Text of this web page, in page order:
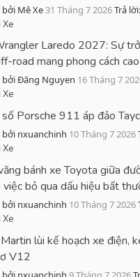
Mê Xe 31 Tháng 7 2026Trả
Xe
Laredo 2027: Sự
road mang phong cách
bởi Đăng Nguyen 16 Tháng 7
Xe
số Porsche 911 áp đảo
bởi nxuanchinh 10 Tháng 7 2026
Xe
bánh xe Toyota giữa
bỏ qua dấu hiệu bất
bởi nxuanchinh 10 Tháng 7 2026
Xe
lùi kế hoạch xe điện,
V12